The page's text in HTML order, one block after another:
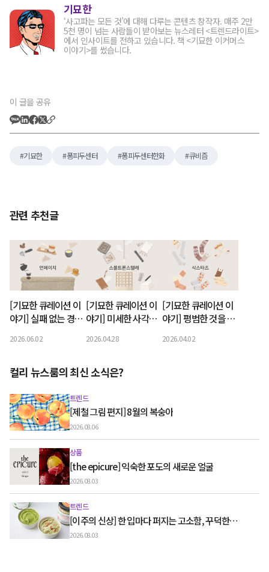
기묘한
‘사고파는 모든 것’에 대해 다루는 콘텐츠 창작자. 매주 2만
5천 명이 넘는 사람들이 받아보는 뉴스레터 <트렌드라이트>
에서 인사이트를 전하고 있습니다. 책 <기묘한 이커머스
이야기>를 썼습니다.
이 글을 공유
기묘한 퐁피두센터 퐁피두센터한화 큐비즘
관련 추천글
[기묘한 큐레이션 이
야기] 실패 없는 경험
이지
2026.06.02
[기묘한 큐레이션 이
야기] 미세한 사각거
듭니다, 스물트론스
2026.04.28
[기묘한 큐레이션 이
야기] 평범한 것을 특
드, 삭스타즈
2026.04.02
컬리 뉴스룸의 최신 소식은?
트렌드
[제철 그림 편지] 8월의 복숭아
2026.08.06
상품
[the epicure] 익숙한 포도의 새로운 얼굴
2026.08.03
트렌드
[이주의 신상] 한 입마다 퍼지는 고소함, 꾸덕한
그릭요거트와 우유 디저트
2026.08.03